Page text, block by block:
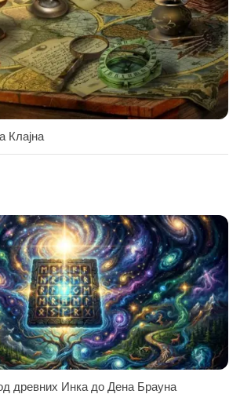
Клајна
древних Инка до Дена Брауна